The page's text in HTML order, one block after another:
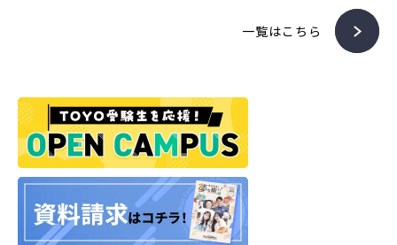
一覧はこちら